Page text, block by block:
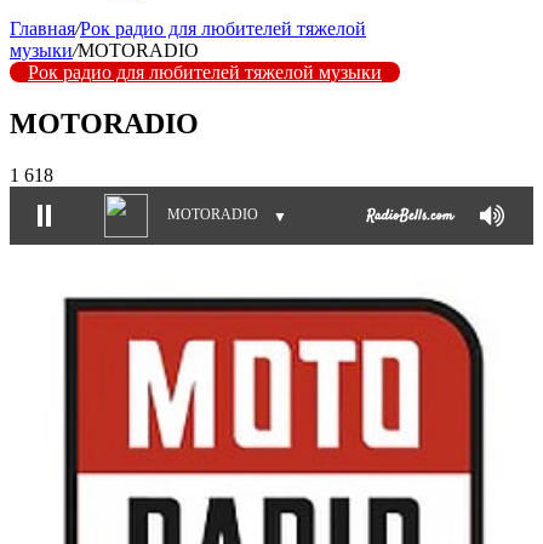
Главная/Рок радио для любителей тяжелой
музыки/MOTORADIO
Рок радио для любителей тяжелой музыки
MOTORADIO
1 618
MOTORADIO ▼